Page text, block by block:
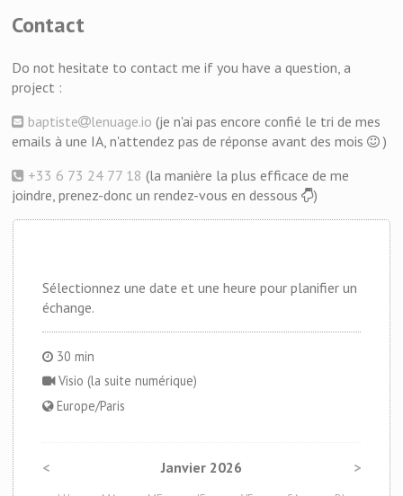
Contact
Do not hesitate to contact me if you have a question, a
project :
baptiste
lenuage.io (je n'ai pas encore confié le tri de mes
emails à une IA, n'attendez pas de réponse avant des mois
)
+33 6 73 24 77 18 (la manière la plus efficace de me
joindre, prenez-donc un rendez-vous en dessous
)
Sélectionnez une date et une heure pour planifier un
échange.
30 min
Visio (la suite numérique)
Europe/Paris
< Janvier 2026 >